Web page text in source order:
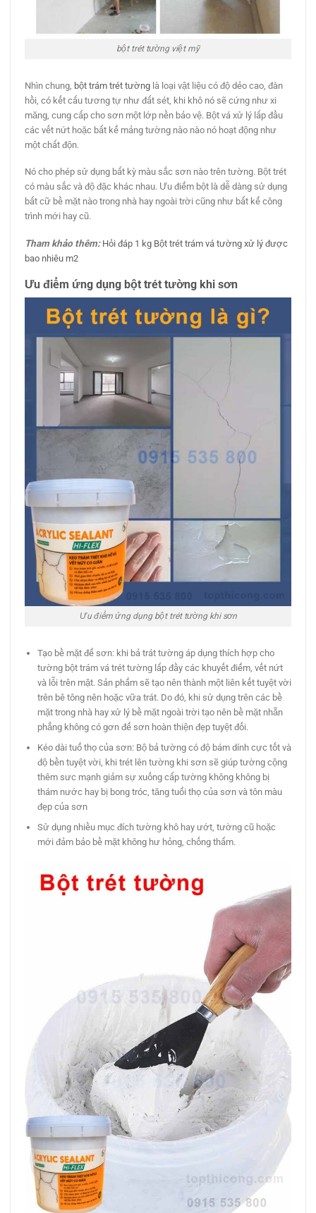
bột trét tường việt mỹ
Nhìn chung, bột trám trét tường là loại vật liệu có độ dẻo cao, đàn
hồi, có kết cấu tương tự như đất sét, khi khô nó sẽ cứng như xi
măng, cung cấp cho sơn một lớp nền bảo vệ. Bột vá xử lý lấp đầu
các vết nứt hoặc bất kể mảng tường nào nào nó hoạt động như
một chất độn.
Nó cho phép sử dụng bất kỳ màu sắc sơn nào trên tường. Bột trét
có màu sắc và độ đặc khác nhau. Ưu điểm bột là dễ dàng sử dụng
bất cữ bề mặt nào trong nhà hay ngoài trời cũng như bất kể công
trình mới hay cũ.
Tham khảo thêm: Hỏi đáp 1 kg Bột trét trám vá tường xử lý được
bao nhiêu m2
Ưu điểm ứng dụng bột trét tường khi sơn
Ưu điểm ứng dụng bột trét tường khi sơn
Tạo bề mặt để sơn: khi bả trát tường áp dụng thích hợp cho
tường bột trám vá trét tường lấp đầy các khuyết điểm, vết nứt
và lỗi trên mặt. Sản phẩm sẽ tạo nên thành một liên kết tuyệt vời
trên bê tông nên hoặc vữa trát. Do đó, khi sử dụng trên các bề
mặt trong nhà hay xử lý bề mặt ngoài trời tạo nên bề mặt nhẵn
phẳng không có gơn để sơn hoàn thiện đẹp tuyệt đối.
Kéo dài tuổ thọ của sơn: Bộ bả tường có độ bám dính cực tốt và
độ bền tuyệt vời, khi trét lên tường khi sơn sẽ giúp tường cộng
thêm sưc mạnh giảm sự xuống cấp tường không không bị
thám nước hay bị bong tróc, tăng tuổi thọ của sơn và tôn màu
đẹp của sơn
Sử dụng nhiều mục đích tường khô hay ướt, tường cũ hoặc
mới đảm bảo bề mặt không hư hỏng, chống thấm.